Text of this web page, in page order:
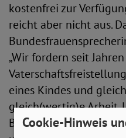
kostenfrei zur
reicht aber nicht aus.
„Wir fordern seit
eines Kindes und
gleich(wertig)e Arbeit.
Beispiele für
Cookie-Hinweis